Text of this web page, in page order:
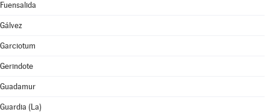
Fuensalida
Gálvez
Garciotum
Gerindote
Guadamur
Guardia (La)